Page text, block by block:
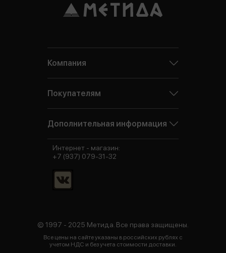
Компания
Покупателям
Дополнительная информация
© 1997 - 2025 Метида. Все права защищены.
Все цены на сайте указаны в российских рублях с
учетом НДС и без учета стоимости доставки.
Интернет - магазин:
+7 (937) 079-31-32